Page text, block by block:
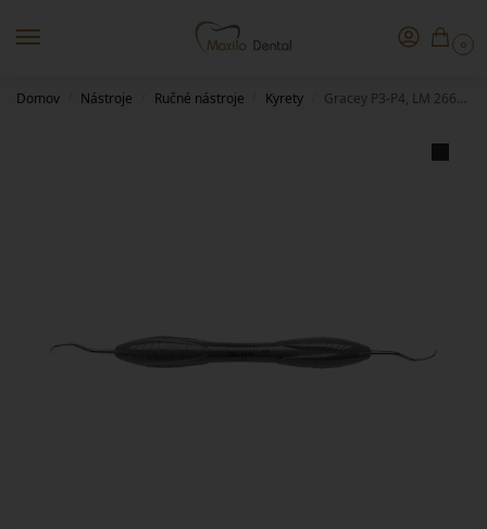
0
Domov Nástroje Ručné nástroje Kyrety Gracey P3-P4, LM 266-267 ES